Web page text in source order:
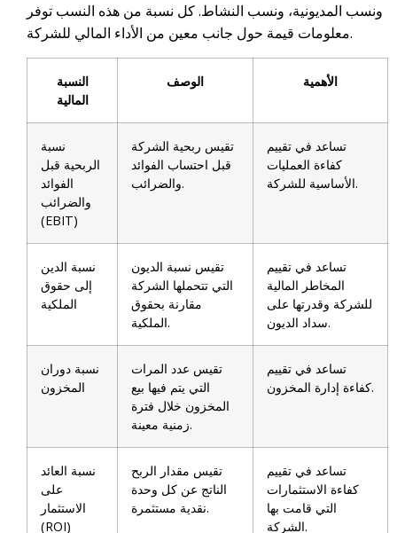
ونسب المديونية، ونسب النشاط. كل نسبة من هذه النسب توفر
معلومات قيمة حول جانب معين من الأداء المالي للشركة.
النسبة
المالية
الوصف الأهمية
نسبة
الربحية قبل
الفوائد
والضرائب
(EBIT)
تقيس ربحية الشركة
قبل احتساب الفوائد
والضرائب.
تساعد في تقييم
كفاءة العمليات
الأساسية للشركة.
نسبة الدين
إلى حقوق
الملكية
تقيس نسبة الديون
التي تتحملها الشركة
مقارنة بحقوق
الملكية.
تساعد في تقييم
المخاطر المالية
للشركة وقدرتها على
سداد الديون.
نسبة دوران
المخزون
تقيس عدد المرات
التي يتم فيها بيع
المخزون خلال فترة
زمنية معينة.
تساعد في تقييم
كفاءة إدارة المخزون.
نسبة العائد
على
الاستثمار
(ROI)
تقيس مقدار الربح
الناتج عن كل وحدة
نقدية مستثمرة.
تساعد في تقييم
كفاءة الاستثمارات
التي قامت بها
الشركة.